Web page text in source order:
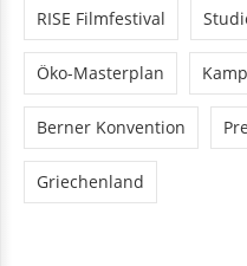
RISE Filmfestival
Öko-Masterplan
Berner Konvention
Griechenland